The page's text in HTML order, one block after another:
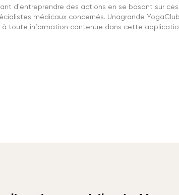
d'entreprendre des actions en se basant sur
médicaux concernés. Unagrande
à toute information contenue dans cette